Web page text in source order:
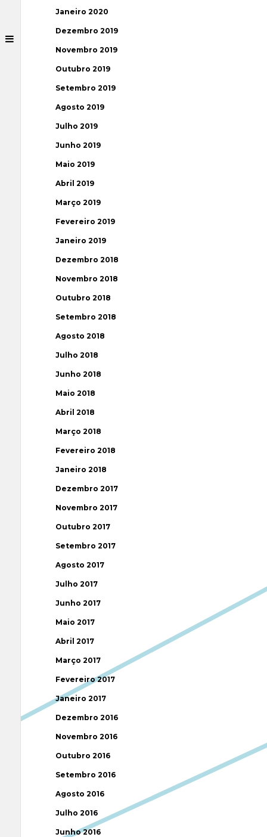
Janeiro 2020
Dezembro 2019
Novembro 2019
Outubro 2019
Setembro 2019
Agosto 2019
Julho 2019
Junho 2019
Maio 2019
Abril 2019
Março 2019
Fevereiro 2019
Janeiro 2019
Dezembro 2018
Novembro 2018
Outubro 2018
Setembro 2018
Agosto 2018
Julho 2018
Junho 2018
Maio 2018
Abril 2018
Março 2018
Fevereiro 2018
Janeiro 2018
Dezembro 2017
Novembro 2017
Outubro 2017
Setembro 2017
Agosto 2017
Julho 2017
Junho 2017
Maio 2017
Abril 2017
Março 2017
Fevereiro 2017
Janeiro 2017
Dezembro 2016
Novembro 2016
Outubro 2016
Setembro 2016
Agosto 2016
Julho 2016
Junho 2016